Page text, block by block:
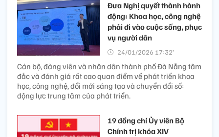
Đưa Nghị quyết thành hành
động: Khoa học, công nghệ
phải đi vào cuộc sống, phục
vụ người dân ​
24/01/2026 17:32’
Cán bộ, đảng viên và nhân dân thành phố Đà Nẵng tâm
đắc và đánh giá rất cao quan điểm về phát triển khoa
học, công nghệ, đổi mới sáng tạo và chuyển đổi số:
động lực trung tâm của phát triển.
19 đồng chí Ủy viên Bộ
Chính trị khóa XIV